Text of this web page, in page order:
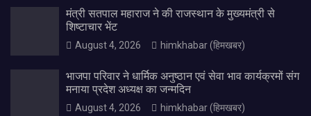
मंत्री सतपाल महाराज ने की राजस्थान के मुख्यमंत्री से
शिष्टाचार भेंट
August 4, 2026 himkhabar (हिमखबर)
भाजपा परिवार ने धार्मिक अनुष्ठान एवं सेवा भाव कार्यक्रमों संग
मनाया प्रदेश अध्यक्ष का जन्मदिन
August 4, 2026 himkhabar (हिमखबर)